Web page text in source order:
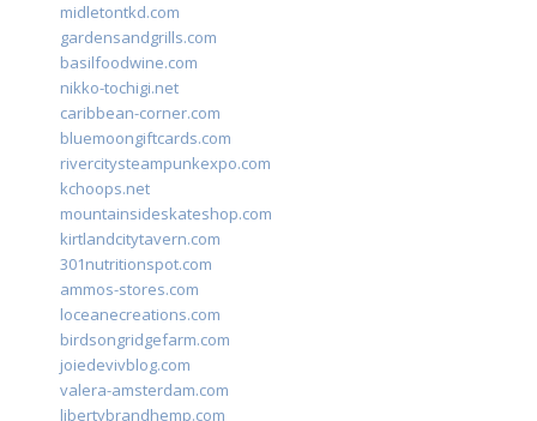
midletontkd.com
gardensandgrills.com
basilfoodwine.com
nikko-tochigi.net
caribbean-corner.com
bluemoongiftcards.com
rivercitysteampunkexpo.com
kchoops.net
mountainsideskateshop.com
kirtlandcitytavern.com
301nutritionspot.com
ammos-stores.com
loceanecreations.com
birdsongridgefarm.com
joiedevivblog.com
valera-amsterdam.com
libertybrandhemp.com